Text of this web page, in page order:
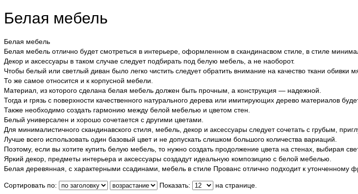
Белая мебель
Белая мебель
Белая мебель отлично будет смотреться в интерьере, оформленном в скандинасвом стиле, в стиле
Декор и аксессуары в таком случае следует подбирать под белую мебель, а не наоборот.
Чтобы белый или светлый диван было легко чистить следует обратить внимание на качество ткани обивки
То же самое относится и к корпусной мебели.
Материал, из которого сделана белая мебель должен быть прочным, а конструкция — надежной.
Тогда и грязь с поверхности качественного натурального дерева или имитирующих дерево материалов
Также необходимо создать гармонию между белой мебелью и цветом стен.
Белый универсален и хорошо сочетается с другими цветами.
Для минималистичного скандинавского стиля, мебель, декор и аксессуары следует сочетать с грубым,
Лучше всего использовать один базовый цвет и не допускать слишком большого количества вариаций.
Поэтому, если вы хотите купить белую мебель, то нужно создать продолжение цвета на стенах, выбирая
Яркий декор, предметы интерьера и аксессуары создадут идеальную композицию с белой мебелью.
Белая деревянная, с характерными ссадинами, мебель в стиле Прованс отлично подходит к утонченному
Сортировать по: Показать: на странице.